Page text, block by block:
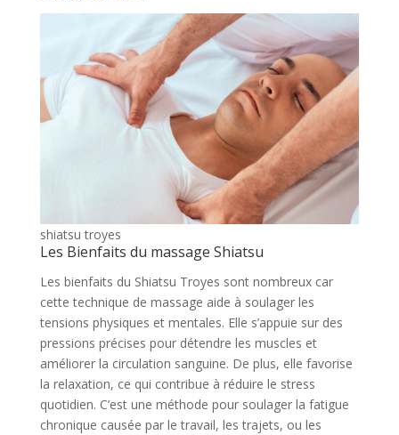
shiatsu troyes
Les Bienfaits du massage Shiatsu
Les bienfaits du Shiatsu Troyes sont nombreux car
cette technique de massage aide à soulager les
tensions physiques et mentales. Elle s’appuie sur des
pressions précises pour détendre les muscles et
améliorer la circulation sanguine. De plus, elle favorise
la relaxation, ce qui contribue à réduire le stress
quotidien. C’est une méthode pour soulager la fatigue
chronique causée par le travail, les trajets, ou les